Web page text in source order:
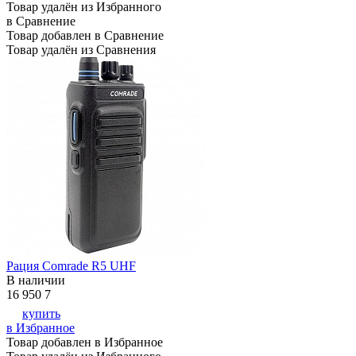
Товар удалён из Избранного
в Сравнение
Товар добавлен в Сравнение
Товар удалён из Сравнения
Рация Comrade R5 UHF
В наличии
16 950 7
купить
в Избранное
Товар добавлен в Избранное